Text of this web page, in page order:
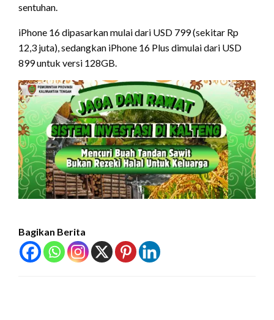
sentuhan.
iPhone 16 dipasarkan mulai dari USD 799 (sekitar Rp
12,3 juta), sedangkan iPhone 16 Plus dimulai dari USD
899 untuk versi 128GB.
Bagikan Berita